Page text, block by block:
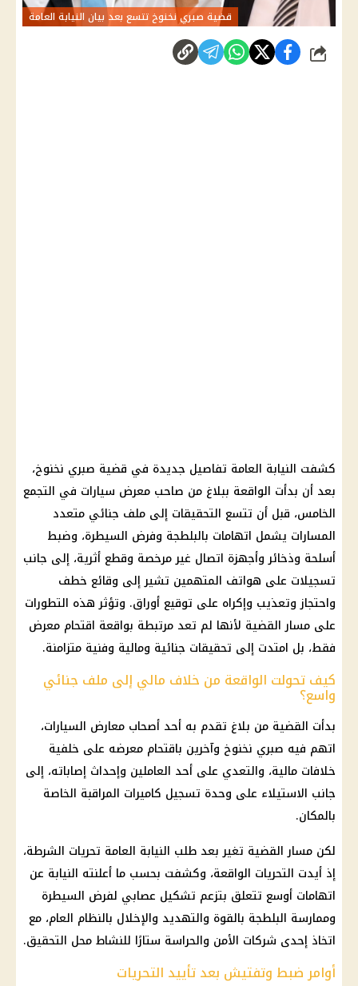
قضية صبري نخنوخ تتسع بعد بيان النيابة العامة
شارك
كشفت النيابة العامة تفاصيل جديدة في قضية صبري نخنوخ،
بعد أن بدأت الواقعة ببلاغ من صاحب معرض سيارات في التجمع
الخامس، قبل أن تتسع التحقيقات إلى ملف جنائي متعدد
المسارات يشمل اتهامات بالبلطجة وفرض السيطرة، وضبط
أسلحة وذخائر وأجهزة اتصال غير مرخصة وقطع أثرية، إلى جانب
تسجيلات على هواتف المتهمين تشير إلى وقائع خطف
واحتجاز وتعذيب وإكراه على توقيع أوراق. وتؤثر هذه التطورات
على مسار القضية لأنها لم تعد مرتبطة بواقعة اقتحام معرض
فقط، بل امتدت إلى تحقيقات جنائية ومالية وفنية متزامنة.
كيف تحولت الواقعة من خلاف مالي إلى ملف جنائي
واسع؟
بدأت القضية من بلاغ تقدم به أحد أصحاب معارض السيارات،
اتهم فيه صبري نخنوخ وآخرين باقتحام معرضه على خلفية
خلافات مالية، والتعدي على أحد العاملين وإحداث إصاباته، إلى
جانب الاستيلاء على وحدة تسجيل كاميرات المراقبة الخاصة
بالمكان.
لكن مسار القضية تغير بعد طلب النيابة العامة تحريات الشرطة،
إذ أيدت التحريات الواقعة، وكشفت بحسب ما أعلنته النيابة عن
اتهامات أوسع تتعلق بتزعم تشكيل عصابي لفرض السيطرة
وممارسة البلطجة بالقوة والتهديد والإخلال بالنظام العام، مع
اتخاذ إحدى شركات الأمن والحراسة ستارًا للنشاط محل التحقيق.
أوامر ضبط وتفتيش بعد تأييد التحريات